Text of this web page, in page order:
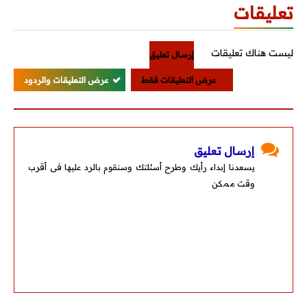
تعليقات
ليست هناك تعليقات إرسال تعليق
عرض التعليقات فقط عرض التعليقات والردود
إرسال تعليق
يسعدنا إبداء رأيك وطرح أسئلتك وسنقوم بالرد عليها فى أقرب
وقت ممكن